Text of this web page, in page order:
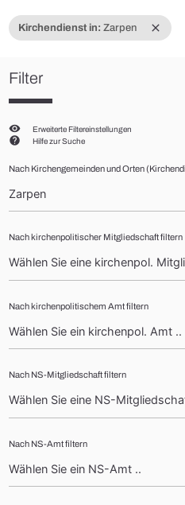
close
Kirchendienst in: Zarpen
Filter
visibility Erweiterte Filtereinstellungen
help Hilfe zur Suche
Nach Kirchengemeinden und Orten
Nach kirchenpolitischer Mitgliedschaft filtern
Nach kirchenpolitischem Amt filtern
Nach NS-Mitgliedschaft filtern
Nach NS-Amt filtern